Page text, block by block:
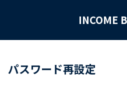
INCOME
パスワード再設定